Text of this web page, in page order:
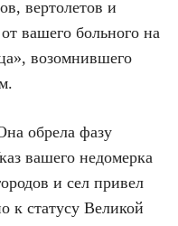
вертолетов и
вашего больного на
возомнившего
обрела фазу
вашего недомерка
и сел привел
к статусу Великой